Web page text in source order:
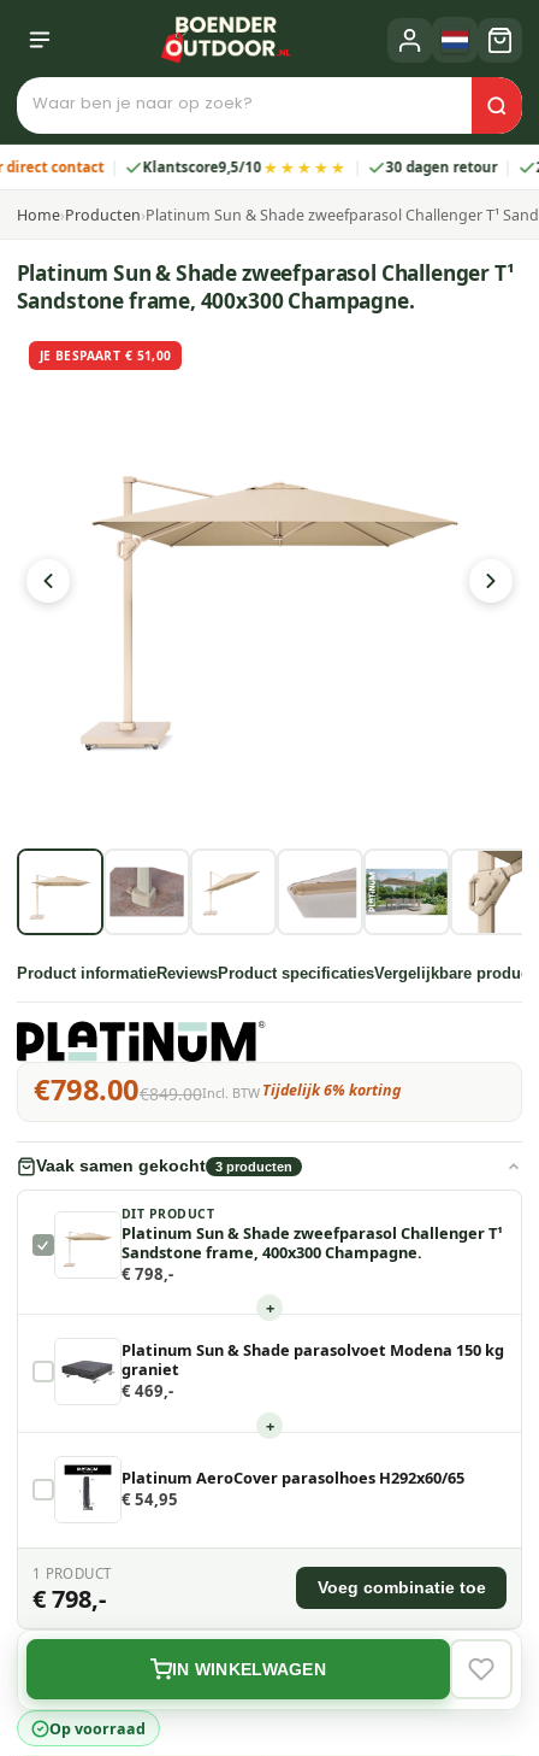
contact Klantscore9,5/10★★★★★ 30 dagen retour 2
Home›Producten›Platinum Sun & Shade zweefparasol Challenger T¹
Platinum Sun & Shade zweefparasol Challenger T¹
Sandstone frame, 400x300 Champagne.
JE BESPAART € 51,00
Product informatieReviewsProduct specificatiesVergelijkbare
€798.00€849.00Incl. BTW Tijdelijk 6% korting
Op voorraad
IN WINKELWAGEN
Vaak samen gekocht 3 producten
DIT PRODUCT
Platinum Sun & Shade zweefparasol Challenger T¹
Sandstone frame, 400x300 Champagne.
€ 798,-
+
Platinum Sun & Shade parasolvoet Modena 150 kg
graniet
€ 469,-
+
Platinum AeroCover parasolhoes H292x60/65
€ 54,95
1 PRODUCT
€ 798,- Voeg combinatie toe